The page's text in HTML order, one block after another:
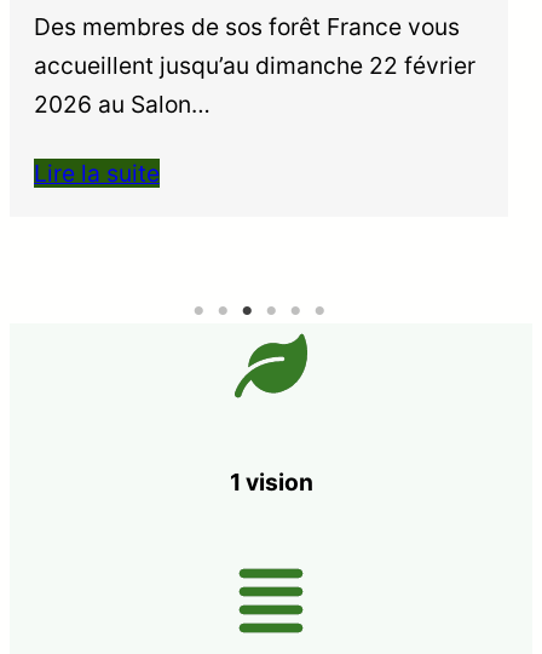
Des membres de sos forêt France vous
accueillent jusqu’au dimanche 22 février
2026 au Salon…
Lire la suite
1 vision